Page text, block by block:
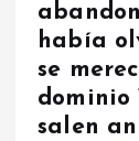
había
se
dominio “
salen